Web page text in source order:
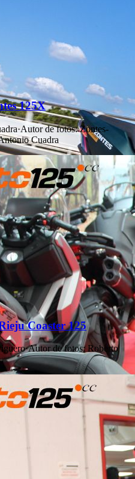
125X
·Autor de fotos: Zontes-
Cuadra
Coaster 125
·Autor de fotos: Roberto